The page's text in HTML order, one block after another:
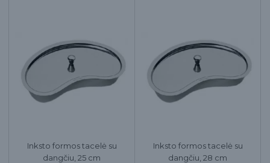
Inksto formos tacelė su
dangčiu, 25 cm
Inksto formos tacelė su
dangčiu, 28 cm